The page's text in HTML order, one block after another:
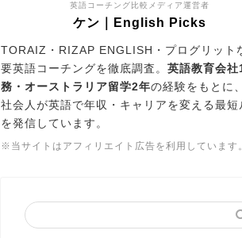
英語コーチング比較メディア運営者
ケン｜English Picks
TORAIZ・RIZAP ENGLISH・プログリット
要英語コーチングを徹底調査。 英語教育会社
務・オーストラリア留学2年の経験をもとに
社会人が英語で年収・キャリアを変える最短
を発信しています。
※当サイトはアフィリエイト広告を利用しています。